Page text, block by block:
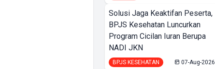
Solusi Jaga Keaktifan Peserta,
BPJS Kesehatan Luncurkan
Program Cicilan Iuran Berupa
NADI JKN
BPJS KESEHATAN 07-Aug-2026